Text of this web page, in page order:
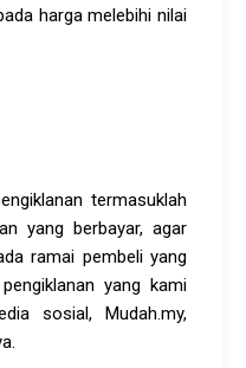
harga melebihi nilai
termasuklah
yang berbayar, agar
ramai pembeli yang
yang kami
sosial, Mudah.my,